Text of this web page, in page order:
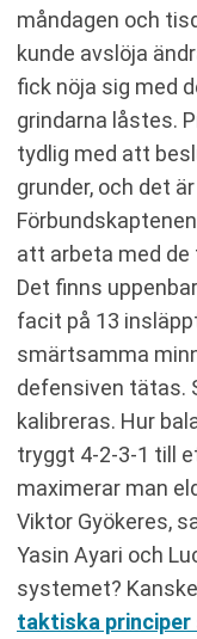
måndagen och
kunde avslöja
fick nöja sig med
grindarna låstes.
tydlig med att
grunder, och det
att arbeta med
Det finns
facit på 13
smärtsamma
defensiven tätas.
kalibreras. Hur
tryggt 4-2-3-1 till
maximerar man
Viktor Gyökeres,
Yasin Ayari och
systemet?
taktiska principer